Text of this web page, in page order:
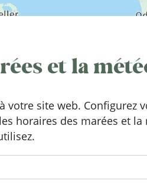
et la
votre site web. Configurez
horaires des marées et la